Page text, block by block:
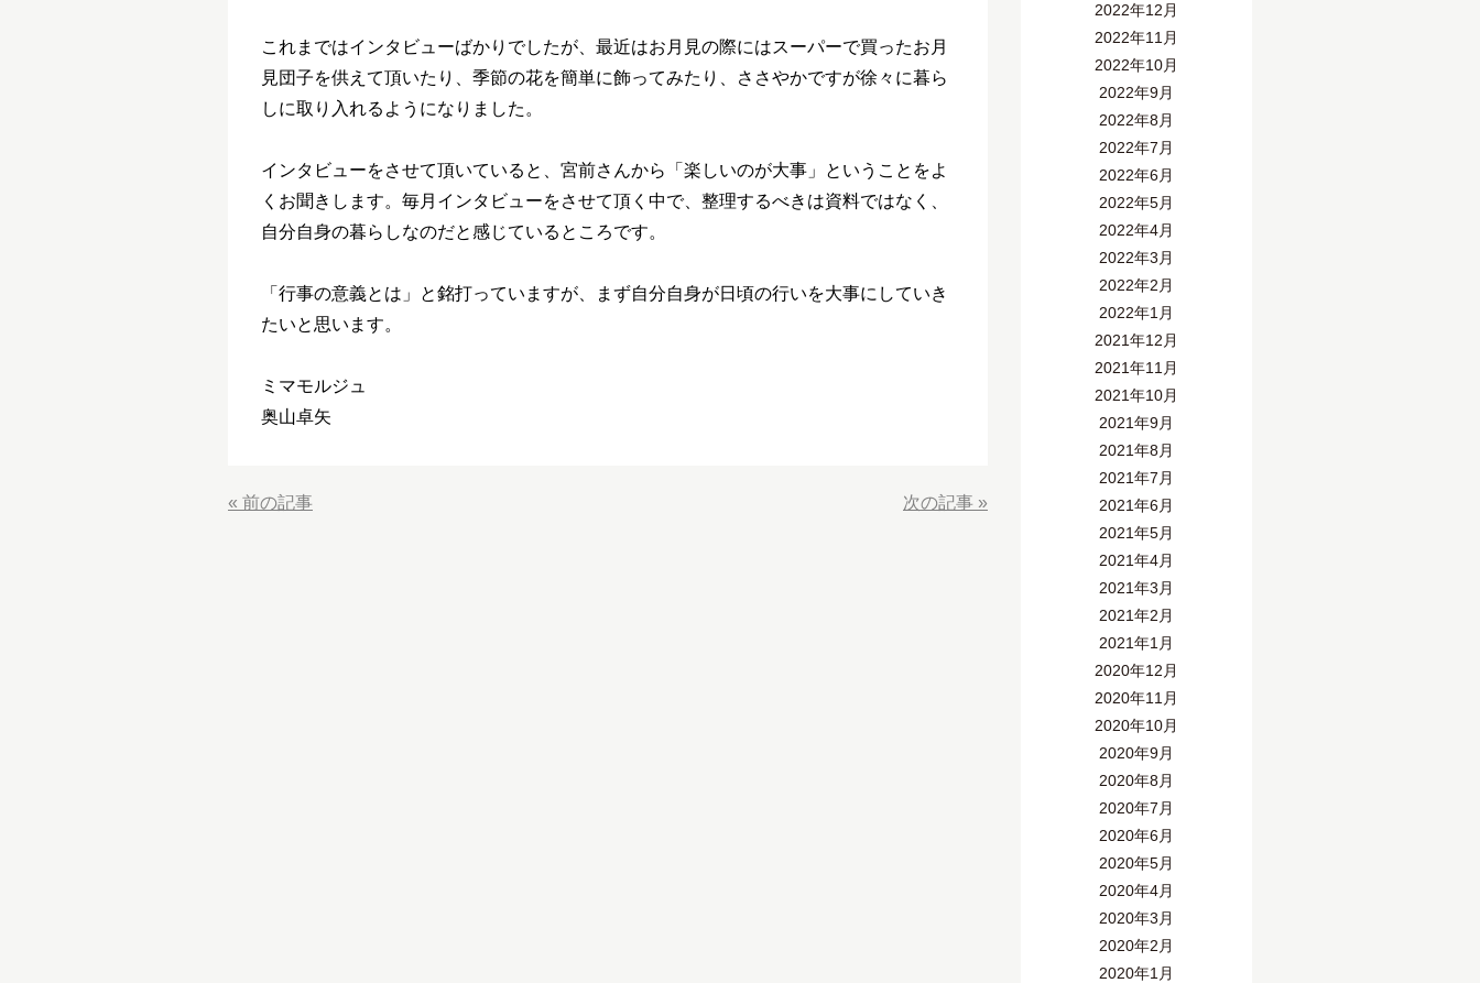
これまではインタビューばかりでしたが、最近はお月見の際にはスーパーで買ったお月
見団子を供えて頂いたり、季節の花を簡単に飾ってみたり、ささやかですが徐々に暮ら
しに取り入れるようになりました。
インタビューをさせて頂いていると、宮前さんから「楽しいのが大事」ということをよ
くお聞きします。毎月インタビューをさせて頂く中で、整理するべきは資料ではなく、
自分自身の暮らしなのだと感じているところです。
「行事の意義とは」と銘打っていますが、まず自分自身が日頃の行いを大事にしていき
たいと思います。
ミマモルジュ
奥山卓矢
« 前の記事 次の記事 »
2022年12月
2022年11月
2022年10月
2022年9月
2022年8月
2022年7月
2022年6月
2022年5月
2022年4月
2022年3月
2022年2月
2022年1月
2021年12月
2021年11月
2021年10月
2021年9月
2021年8月
2021年7月
2021年6月
2021年5月
2021年4月
2021年3月
2021年2月
2021年1月
2020年12月
2020年11月
2020年10月
2020年9月
2020年8月
2020年7月
2020年6月
2020年5月
2020年4月
2020年3月
2020年2月
2020年1月